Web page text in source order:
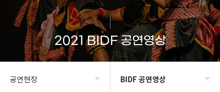
2021 BIDF 공연영상
공연현장 BIDF 공연영상